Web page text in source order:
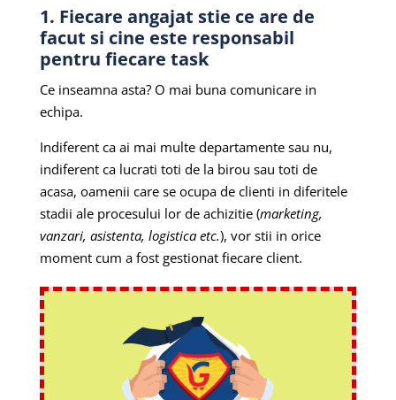
1. Fiecare angajat stie ce are de
facut si cine este responsabil
pentru fiecare task
Ce inseamna asta? O mai buna comunicare in
echipa.
Indiferent ca ai mai multe departamente sau nu,
indiferent ca lucrati toti de la birou sau toti de
acasa, oamenii care se ocupa de clienti in diferitele
stadii ale procesului lor de achizitie (marketing,
vanzari, asistenta, logistica etc.), vor stii in orice
moment cum a fost gestionat fiecare client.